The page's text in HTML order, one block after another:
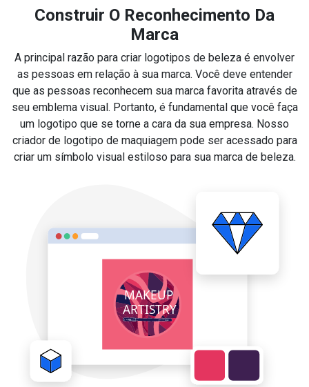
Construir O Reconhecimento Da
Marca
A principal razão para criar logotipos de beleza é envolver
as pessoas em relação à sua marca. Você deve entender
que as pessoas reconhecem sua marca favorita através de
seu emblema visual. Portanto, é fundamental que você faça
um logotipo que se torne a cara da sua empresa. Nosso
criador de logotipo de maquiagem pode ser acessado para
criar um símbolo visual estiloso para sua marca de beleza.